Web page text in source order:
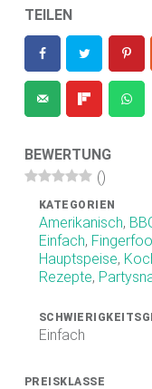
E
P
T
.
D
E
F
O
O
D
B
L
O
G
TEILEN
BEWERTUNG
()
KATEGORIEN
Amerikanisch,
Einfach,
Hauptspeise,
Rezepte,
Einfach
PREISKLASSE